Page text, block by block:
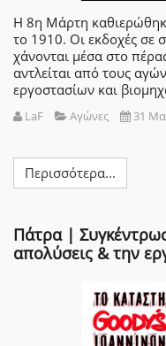
Η 8η Μάρτη
το 1910. Οι εκδοχές σε
χάνονται μέσα στο
αντλείται από τους
εργοστασίων και
LaF Αγώνες 31
Περισσότερα...
Πάτρα |
απολύσεις & την